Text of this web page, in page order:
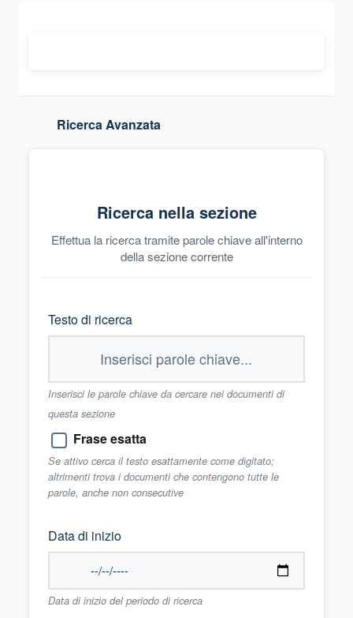
Ricerca Avanzata
Ricerca nella sezione
Effettua la ricerca tramite parole chiave all'interno
della sezione corrente
Testo di ricerca
Inserisci le parole chiave da cercare nei documenti di
questa sezione
Frase esatta
Se attivo cerca il testo esattamente come digitato;
altrimenti trova i documenti che contengono tutte le
parole, anche non consecutive
Data di inizio
Data di inizio del periodo di ricerca